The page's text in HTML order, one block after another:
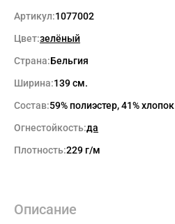
Артикул:1077002
Цвет:зелёный
Страна:Бельгия
Ширина:139 см.
Состав:59% полиэстер, 41% хлопок
Огнестойкость:да
Плотность:229 г/м
Описание